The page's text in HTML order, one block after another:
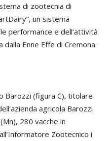
di zootecnia di
un sistema
performance e dell’attività
Enne Effe di Cremona.
Barozzi (figura C), titolare
agricola Barozzi
280 vacche in
Zootecnico i